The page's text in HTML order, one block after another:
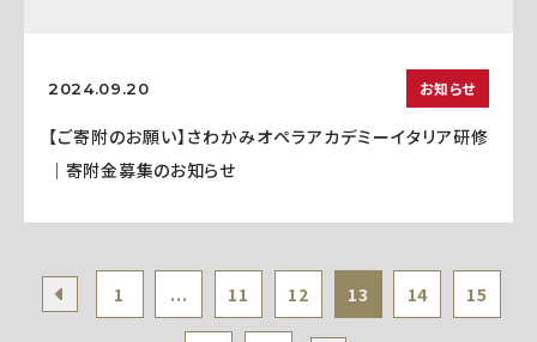
2024.09.20 お知らせ
【ご寄附のお願い】さわかみオペラアカデミーイタリア研修
｜寄附金募集のお知らせ
1 ... 11 12 13 14 15